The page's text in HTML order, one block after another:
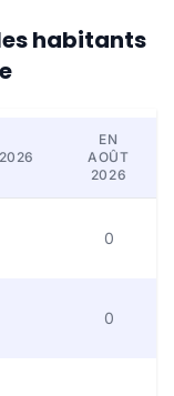
habitants
EN
AOÛT
2026
0
0